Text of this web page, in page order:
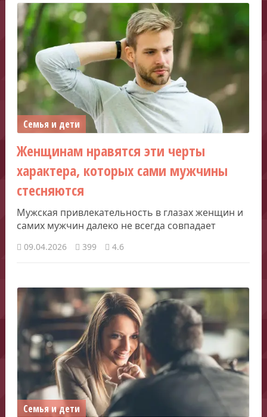
Семья и дети
Женщинам нравятся эти черты
характера, которых сами мужчины
стесняются
Мужская привлекательность в глазах женщин и
самих мужчин далеко не всегда совпадает
09.04.2026 399 4.6
Семья и дети